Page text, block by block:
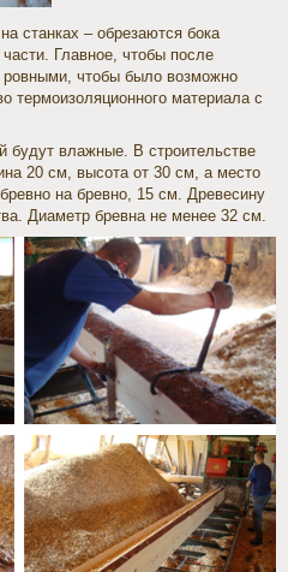
станках – обрезаются бока
Главное, чтобы после
ровными, чтобы было возможно
термоизоляционного материала с
будут влажные. В строительстве
20 см, высота от 30 см, а место
на бревно, 15 см. Древесину
Диаметр бревна не менее 32 см.